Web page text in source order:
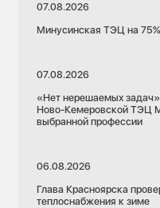
07.08.2026
Минусинская ТЭЦ на
07.08.2026
«Нет нерешаемых
Ново-Кемеровской ТЭЦ
выбранной профессии
06.08.2026
Глава Красноярска
теплоснабжения к зиме